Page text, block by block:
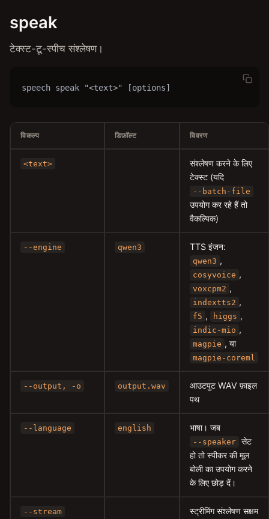
speak
टेक्स्ट-टू-स्पीच संश्लेषण।
speech speak "<text>" [options]
विकल्प डिफ़ॉल्ट विवरण
<text>
संश्लेषण करने के लिए
टेक्स्ट (यदि
--batch-file
उपयोग कर रहे हैं तो
वैकल्पिक)
--engine qwen3 TTS इंजन:
qwen3 ,
cosyvoice ,
voxcpm2 ,
indextts2 ,
f5 , higgs ,
indic-mio ,
magpie , या
magpie-coreml
--output, -o output.wav
आउटपुट WAV फ़ाइल
पथ
--language english भाषा। जब
--speaker सेट
हो तो स्पीकर की मूल
बोली का उपयोग करने
के लिए छोड़ दें।
--stream
स्ट्रीमिंग संश्लेषण सक्षम